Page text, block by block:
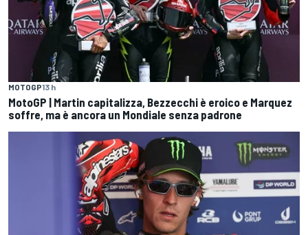
MOTOGP13 h
MotoGP | Martin capitalizza, Bezzecchi è eroico e Marquez
soffre, ma è ancora un Mondiale senza padrone